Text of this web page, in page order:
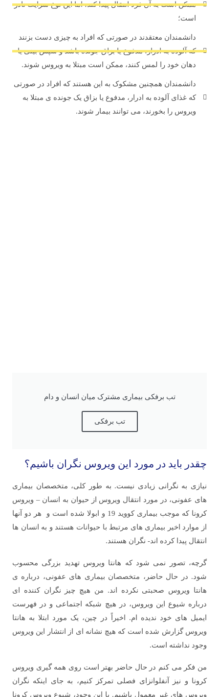
ممکن است به آن فرد انتقال پیدا کند، اما این نوع سرایت نادر
است؛
دانشمندان معتقدند در صورتی که افراد به چیزی دست بزنند
که آلوده به ادرار، مدفوع یا بزاق جونده باشد و سپس بینی یا
دهان خود را لمس کنند، ممکن است مبتلا به ویروس شوند.
دانشمندان همچنین مشکوک به این هستند که افراد در صورتی
که غذای آلوده به ادرار، مدفوع یا بزاق یک جونده ی مبتلا به
ویروس را بخورند، می توانند بیمار شوند.
تب برفکی بیماری مشترک میان انسان و دام
تب برفکی
چقدر باید در مورد این ویروس نگران باشیم؟
نیازی به نگرانی زیادی نیست. به طور کلی، متخصصان بیماری
های عفونی، در مورد انتقال ویروس از حیوان به انسان – ویروس
کرونا که موجب بیماری کووید 19 و ابولا شده است و هر دو آنها
از موارد اخیر بیماری های مرتبط با حیوانات هستند و به انسان ها
انتقال پیدا کرده اند- نگران هستند.
گرچه، تصور نمی شود که هانتا ویروس تهدید بزرگی محسوب
شود. در حال حاضر، متخصصان بیماری های عفونی، درباره ی
هانتا ویروس صحبتی نکرده اند. من هیچ چیز نگران کننده ای
درباره شیوع این ویروس، در هیچ شبکه اجتماعی و در فهرست
ایمیل های خود ندیده ام. اخیراً در چین، یک مورد ابتلا به هانتا
ویروس گزارش شده است که هیچ نشانه ای از انتشار این ویروس
وجود نداشته است.
من فکر می کنم در حال حاضر بهتر است روی همه گیری ویروس
کرونا و نیز آنفلوانزای فصلی تمرکز کنیم، به جای اینکه نگران
ویروس های غیر معمول باشیم. با این وجود، شیوع ویروس کرونا